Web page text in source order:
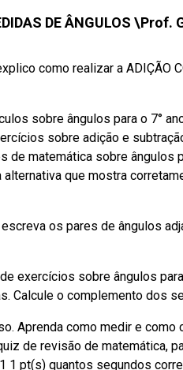
DE ÂNGULOS \Prof.
como realizar a ADIÇÃO
sobre ângulos para o 7°
sobre adição e
matemática sobre ângulos
que mostra
os pares de ângulos
exercícios sobre ângulos
Calcule o complemento dos
Aprenda como medir e como
de revisão de matemática,
pt(s) quantos segundos